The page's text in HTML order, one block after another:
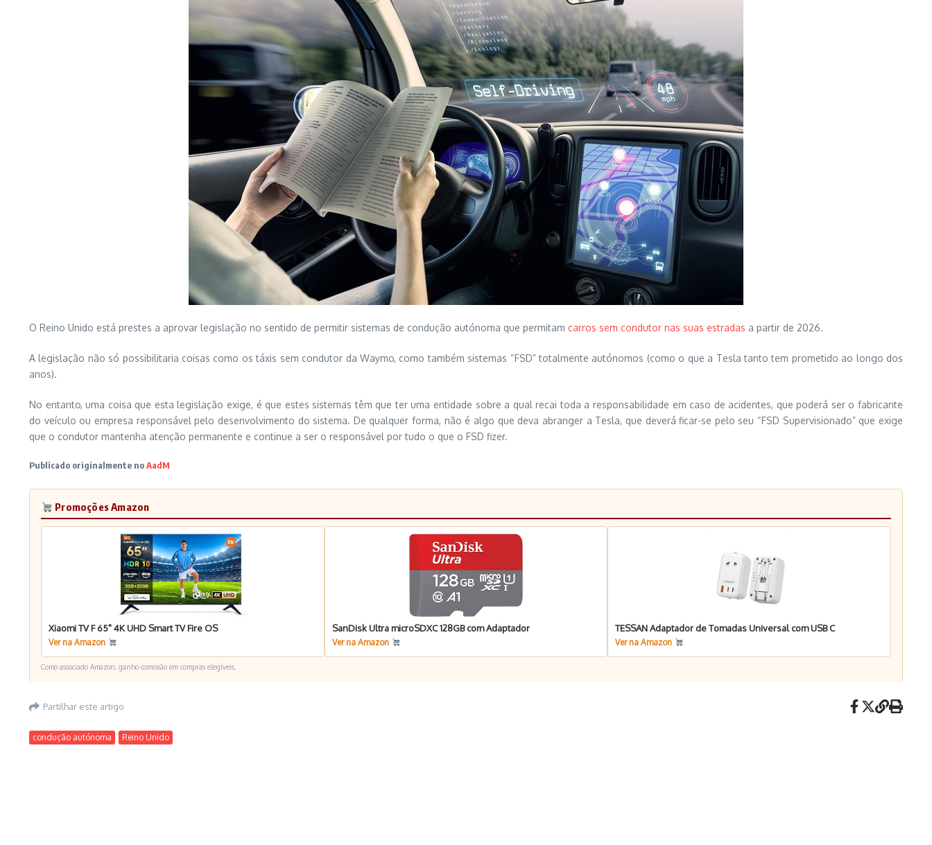
O Reino Unido está prestes a aprovar legislação no sentido de permitir sistemas de condução autónoma que permitam carros sem condutor nas suas estradas a partir de 2026.
A legislação não só possibilitaria coisas como os táxis sem condutor da Waymo, como também sistemas “FSD” totalmente autónomos (como o que a Tesla tanto tem prometido ao longo dos
anos).
No entanto, uma coisa que esta legislação exige, é que estes sistemas têm que ter uma entidade sobre a qual recai toda a responsabilidade em caso de acidentes, que poderá ser o fabricante
do veículo ou empresa responsável pelo desenvolvimento do sistema. De qualquer forma, não é algo que deva abranger a Tesla, que deverá ficar-se pelo seu “FSD Supervisionado” que exige
que o condutor mantenha atenção permanente e continue a ser o responsável por tudo o que o FSD fizer.
Publicado originalmente noAadM
Promoções Amazon
Xiaomi TV F 65" 4K UHD Smart TV Fire OS
Ver na Amazon
SanDisk Ultra microSDXC 128GB com Adaptador
Ver na Amazon
TESSAN Adaptador de Tomadas Universal com USB C
Ver na Amazon
Como associado Amazon, ganho comissão em compras elegíveis.
Partilhar este artigo
condução autónoma Reino Unido